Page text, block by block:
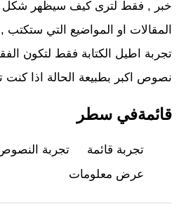
خبر , فقط لترى كيف سيظهر شكل
المقالات او المواضيع التي
تجربة اطيل الكتابة فقط لتكون
نصوص اكبر بطبيعة الحالة اذا كنت
قائمةفي سطر
تجربة قائمة تجربة
عرض معلومات